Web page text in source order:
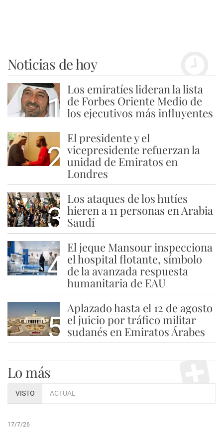
Noticias de hoy
1
Los emiratíes lideran la lista
de Forbes Oriente Medio de
los ejecutivos más influyentes
2
El presidente y el
vicepresidente refuerzan la
unidad de Emiratos en
Londres
3
Los ataques de los hutíes
hieren a 11 personas en Arabia
Saudí
4
El jeque Mansour inspecciona
el hospital flotante, símbolo
de la avanzada respuesta
humanitaria de EAU
5
Aplazado hasta el 12 de agosto
el juicio por tráfico militar
sudanés en Emiratos Árabes
Lo más
VISTO ACTUAL
17/7/26